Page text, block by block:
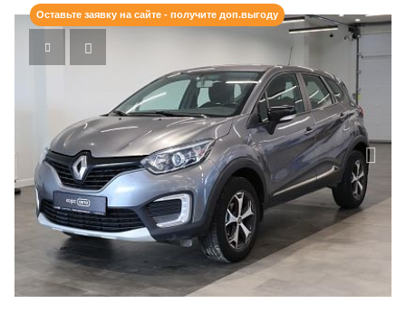
Оставьте заявку на сайте - получите доп.выгоду